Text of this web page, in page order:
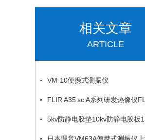
相关文章
ARTICLE
VM-10便携式测振仪